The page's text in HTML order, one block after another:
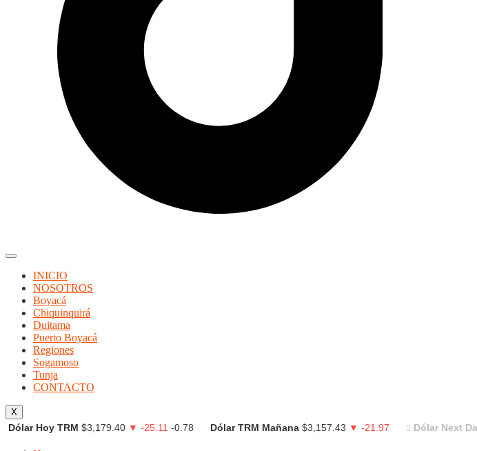
INICIO
NOSOTROS
Boyacá
Chiquinquirá
Duitama
Puerto Boyacá
Regiones
Sogamoso
Tunja
CONTACTO
X
Dólar Hoy TRM $3,179.40 ▼ -25.11 -0.78 Dólar TRM Mañana $3,157.43 ▼ -21.97 Dólar Next